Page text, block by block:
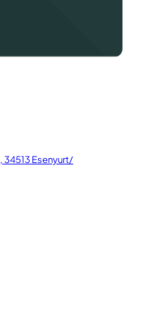
34513 Esenyurt/